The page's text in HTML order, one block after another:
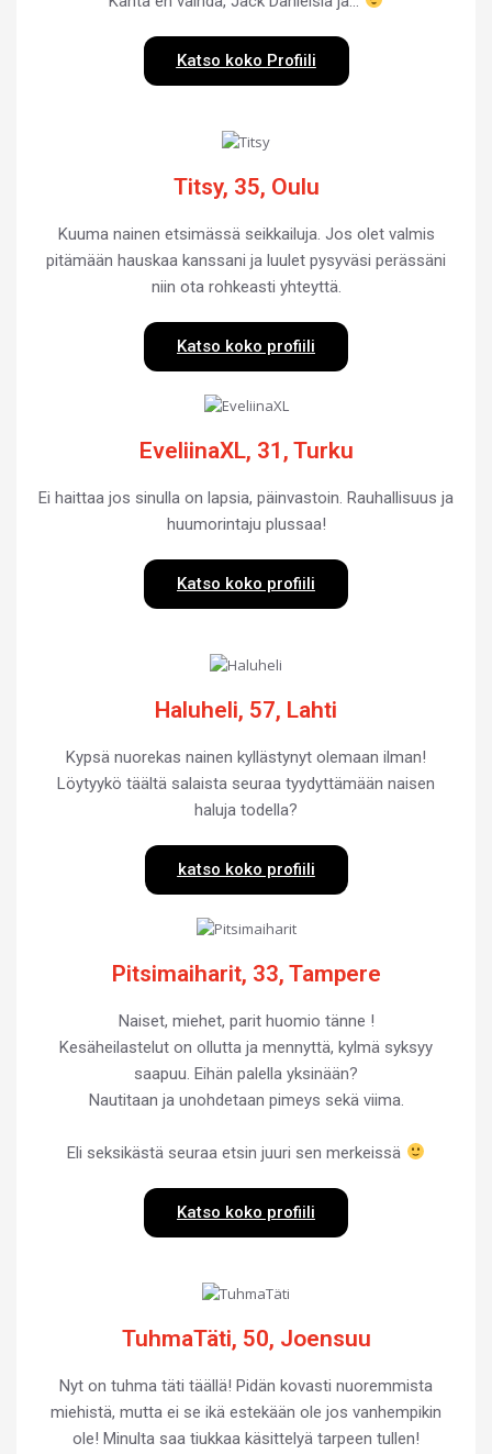
Katso koko Profiili
Titsy, 35, Oulu
Kuuma nainen etsimässä seikkailuja. Jos olet valmis
pitämään hauskaa kanssani ja luulet pysyväsi perässäni
niin ota rohkeasti yhteyttä.
Katso koko profiili
EveliinaXL, 31, Turku
Ei haittaa jos sinulla on lapsia, päinvastoin. Rauhallisuus ja
huumorintaju plussaa!
Katso koko profiili
Haluheli, 57, Lahti
Kypsä nuorekas nainen kyllästynyt olemaan ilman!
Löytyykö täältä salaista seuraa tyydyttämään naisen
haluja todella?
katso koko profiili
Pitsimaiharit, 33, Tampere
Naiset, miehet, parit huomio tänne !
Kesäheilastelut on ollutta ja mennyttä, kylmä syksyy
saapuu. Eihän palella yksinään?
Nautitaan ja unohdetaan pimeys sekä viima.
Eli seksikästä seuraa etsin juuri sen merkeissä
Katso koko profiili
TuhmaTäti, 50, Joensuu
Nyt on tuhma täti täällä! Pidän kovasti nuoremmista
miehistä, mutta ei se ikä estekään ole jos vanhempikin
ole! Minulta saa tiukkaa käsittelyä tarpeen tullen!